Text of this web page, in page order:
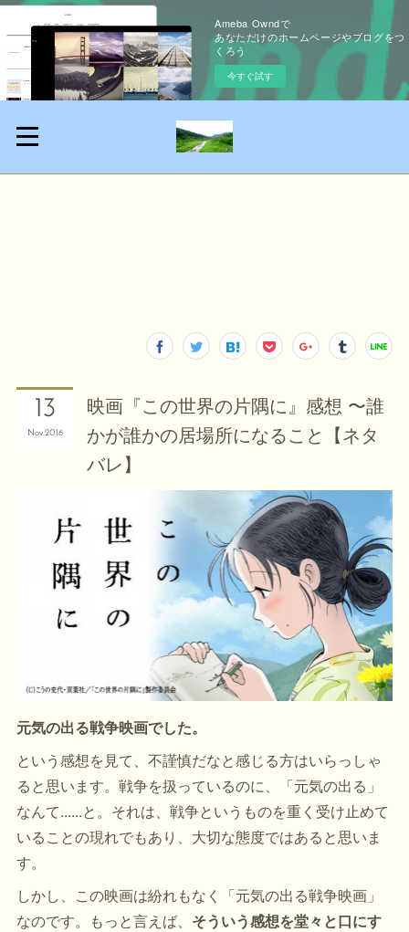
Ameba Owndで
あなただけのホームページやブログをつ
くろう
今すぐ試す
13
Nov2016
映画『この世界の片隅に』感想 〜誰
かが誰かの居場所になること【ネタ
バレ】
元気の出る戦争映画でした。
という感想を見て、不謹慎だなと感じる方はいらっしゃ
ると思います。戦争を扱っているのに、「元気の出る」
なんて......と。それは、戦争というものを重く受け止めて
いることの現れでもあり、大切な態度ではあると思いま
す。
しかし、この映画は紛れもなく「元気の出る戦争映画」
なのです。もっと言えば、 そういう感想を堂々と口にす